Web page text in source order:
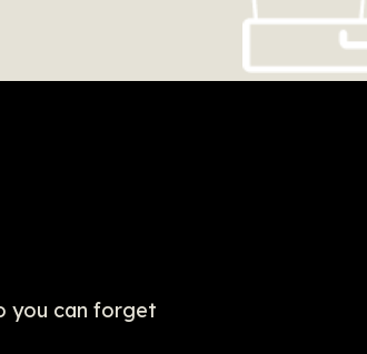
you can forget